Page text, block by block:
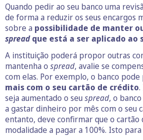
Quando pedir ao seu banco uma
de forma a reduzir os seus encargos
sobre a possibilidade de manter
spreadque está a ser aplicado ao
A instituição poderá propor outras
mantenha o spread, avalie se
com elas. Por exemplo, o banco
mais com o seu cartão de crédito.
seja aumentado o seu spread, o
a gastar dinheiro por mês com o seu
entanto, deve confirmar que o cartão
modalidade a pagar a 100%. Isto